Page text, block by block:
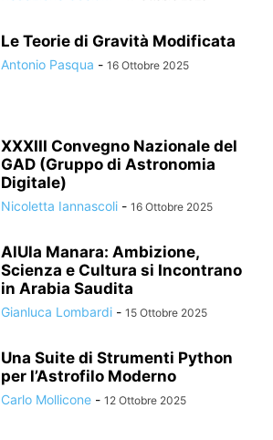
Le Teorie di Gravità Modificata
Antonio Pasqua - 16 Ottobre 2025
XXXIII Convegno Nazionale del
GAD (Gruppo di Astronomia
Digitale)
Nicoletta Iannascoli - 16 Ottobre 2025
AlUla Manara: Ambizione,
Scienza e Cultura si Incontrano
in Arabia Saudita
Gianluca Lombardi - 15 Ottobre 2025
Una Suite di Strumenti Python
per l’Astrofilo Moderno
Carlo Mollicone - 12 Ottobre 2025